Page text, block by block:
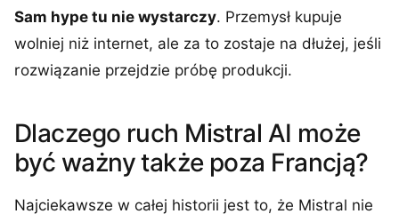
Sam hype tu nie wystarczy. Przemysł kupuje
wolniej niż internet, ale za to zostaje na dłużej, jeśli
rozwiązanie przejdzie próbę produkcji.
Dlaczego ruch Mistral AI może
być ważny także poza Francją?
Najciekawsze w całej historii jest to, że Mistral nie